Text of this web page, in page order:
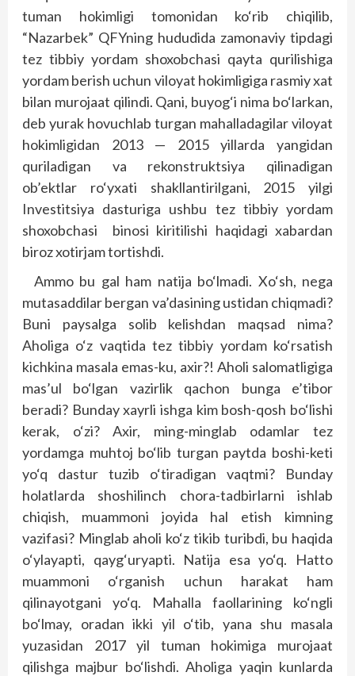
tuman hokimligi tomonidan ko‘rib chiqilib,
“Nazarbek” QFYning hududida zamonaviy tipdagi
tez tibbiy yordam shoxobchasi qayta qurilishiga
yordam berish uchun viloyat hokimligiga rasmiy xat
bilan murojaat qilindi. Qani, buyog‘i nima bo‘larkan,
deb yurak hovuchlab turgan mahalladagilar viloyat
hokimligidan 2013 — 2015 yillarda yangidan
quriladigan va rekonstruktsiya qilinadigan
ob’ektlar ro‘yxati shakllantirilgani, 2015 yilgi
Investitsiya dasturiga ushbu tez tibbiy yordam
shoxobchasi binosi kiritilishi haqidagi xabardan
biroz xotirjam tortishdi.
Ammo bu gal ham natija bo‘lmadi. Xo‘sh, nega
mutasaddilar bergan va’dasining ustidan chiqmadi?
Buni paysalga solib kelishdan maqsad nima?
Aholiga o‘z vaqtida tez tibbiy yordam ko‘rsatish
kichkina masala emas-ku, axir?! Aholi salomatligiga
mas’ul bo‘lgan vazirlik qachon bunga e’tibor
beradi? Bunday xayrli ishga kim bosh-qosh bo‘lishi
kerak, o‘zi? Axir, ming-minglab odamlar tez
yordamga muhtoj bo‘lib turgan paytda boshi-keti
yo‘q dastur tuzib o‘tiradigan vaqtmi? Bunday
holatlarda shoshilinch chora-tadbirlarni ishlab
chiqish, muammoni joyida hal etish kimning
vazifasi? Minglab aholi ko‘z tikib turibdi, bu haqida
o‘ylayapti, qayg‘uryapti. Natija esa yo‘q. Hatto
muammoni o‘rganish uchun harakat ham
qilinayotgani yo‘q. Mahalla faollarining ko‘ngli
bo‘lmay, oradan ikki yil o‘tib, yana shu masala
yuzasidan 2017 yil tuman hokimiga murojaat
qilishga majbur bo‘lishdi. Aholiga yaqin kunlarda